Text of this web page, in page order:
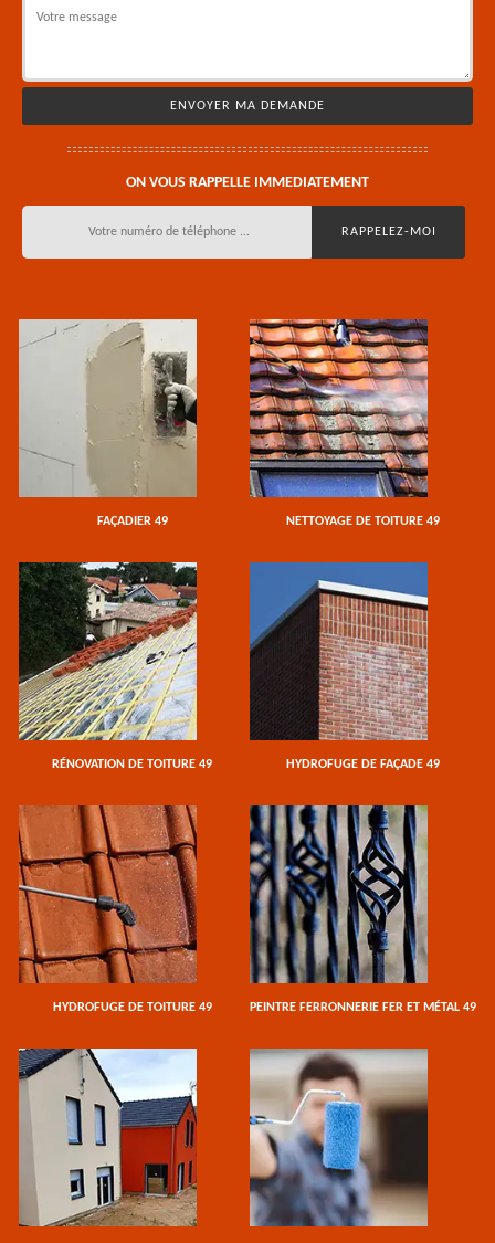
ON VOUS RAPPELLE IMMEDIATEMENT
FAÇADIER 49 NETTOYAGE DE TOITURE 49
RÉNOVATION DE TOITURE 49 HYDROFUGE DE FAÇADE 49
HYDROFUGE DE TOITURE 49 PEINTRE FERRONNERIE FER ET MÉTAL 49